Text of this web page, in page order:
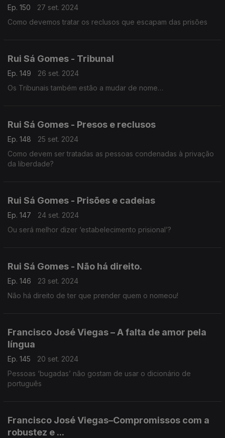
Ep. 150
27 set. 2024
Como devemos tratar os reclusos que escapam das prisões
Rui Sá Gomes - Tribunal
Ep. 149
26 set. 2024
Os Tribunais também estão a mudar de nome…
Rui Sá Gomes - Presos e reclusos
Ep. 148
25 set. 2024
Como devem ser tratadas as pessoas condenadas à privação
da liberdade?
Rui Sá Gomes - Prisões e cadeias
Ep. 147
24 set. 2024
Ou será melhor dizer ‘estabelecimento prisional’?
Rui Sá Gomes - Não há direito.
Ep. 146
23 set. 2024
Não há direito de ter que prender quem o nomeou!
Francisco José Viegas – A falta de amor pela
língua
Ep. 145
20 set. 2024
Pessoas ‘bugadas’ não gostam de usar o dicionário de
português
Francisco José Viegas–Compromissos com a
robustez e ...